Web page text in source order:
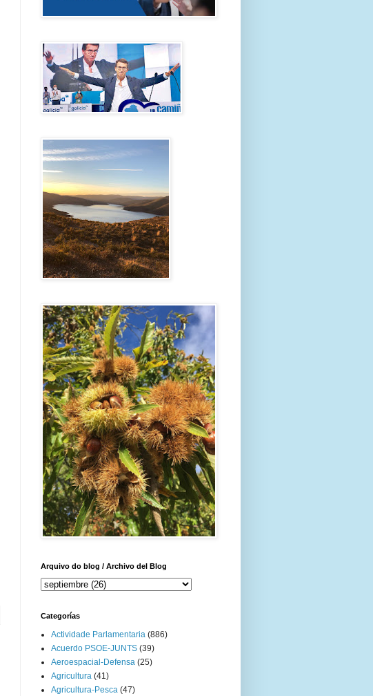
Arquivo do blog / Archivo del Blog
Categorías
Actividade Parlamentaria (886)
Acuerdo PSOE-JUNTS (39)
Aeroespacial-Defensa (25)
Agricultura (41)
Agricultura-Pesca (47)